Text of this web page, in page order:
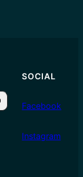
SOCIAL
Facebook
Instagram